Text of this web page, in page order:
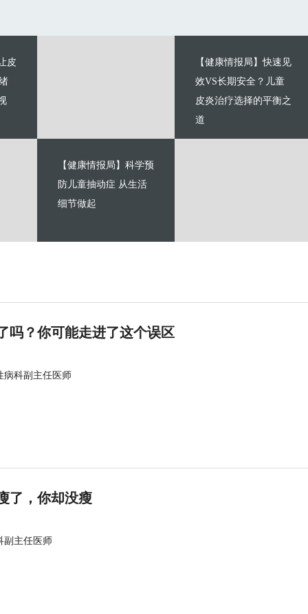
皮
【健康情报局】快速见
效VS长期安全？儿童
皮炎治疗选择的平衡之
道
【健康情报局】科学预
防儿童抽动症 从生活
细节做起
吗？你可能走进了这个误区
病科副主任医师
了，你却没瘦
副主任医师